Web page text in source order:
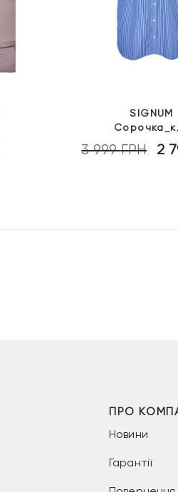
SIGNUM
3 999ГРН 2
ПРО
Новини
Гарантії